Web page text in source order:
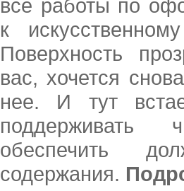
все работы по
к
Поверхность
вас, хочется
нее. И тут
поддерживать
обеспечить
содержания.